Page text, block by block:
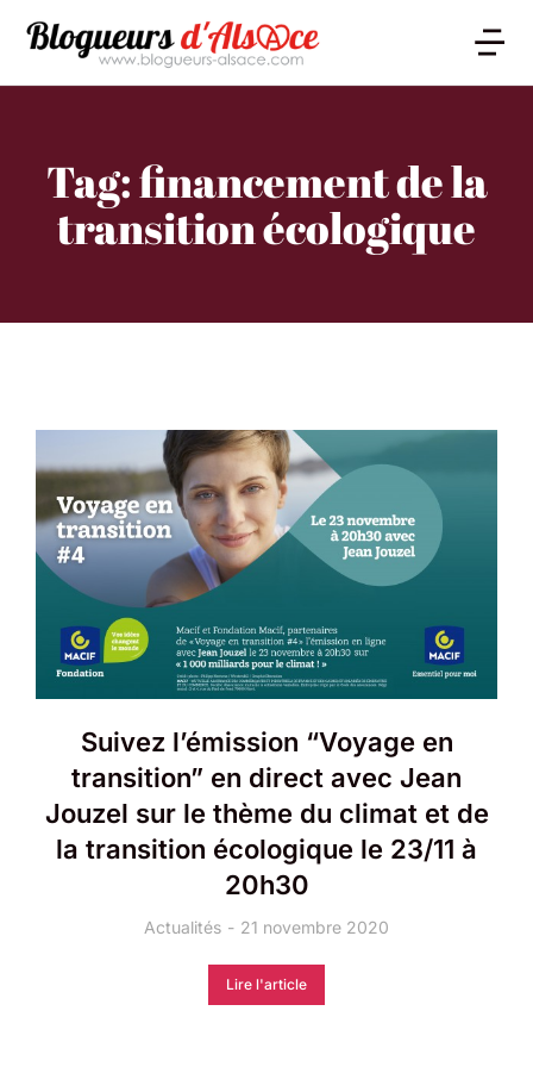
Tag: financement de la
transition écologique
Suivez l’émission “Voyage en
transition” en direct avec Jean
Jouzel sur le thème du climat et de
la transition écologique le 23/11 à
20h30
Actualités 21 novembre 2020
Lire l'article